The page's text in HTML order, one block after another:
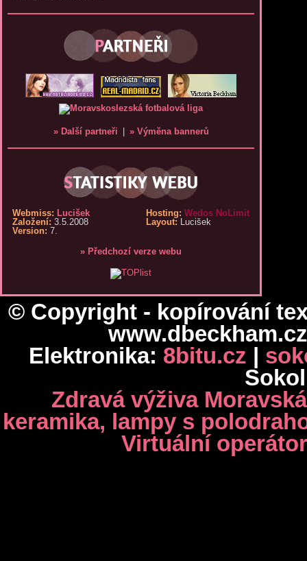
» Další partneři » Výměna bannerů
Webmiss: Lucišek
Založení: 3.5.2008
Version: 7.
Hosting: Wedos NoLimit
Layout: Lucišek
» Předchozí verze webu
© Copyright - kopírování
Elektronika: 8bitu.cz
Zdravá výživa
keramika, lampy s
Virtuální